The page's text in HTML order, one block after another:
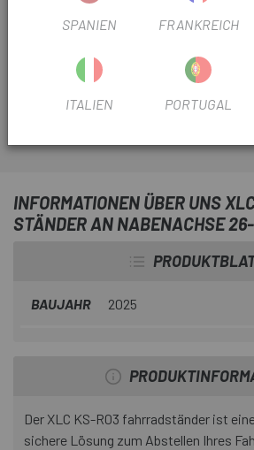
, die perfekte Lösung, um Ihr Fahrrad
abzustellen. Sein vielseitiges Design
Installation machen es ideal für jeden
INFORMATIONEN ÜBER UNS
STÄNDER AN NABENACHSE
BAUJAHR 2025
Der XLC KS-R03 fahrradständer ist
sichere Lösung zum Abstellen Ihres
SPANIEN FRANKREICH
ITALIEN PORTUGAL